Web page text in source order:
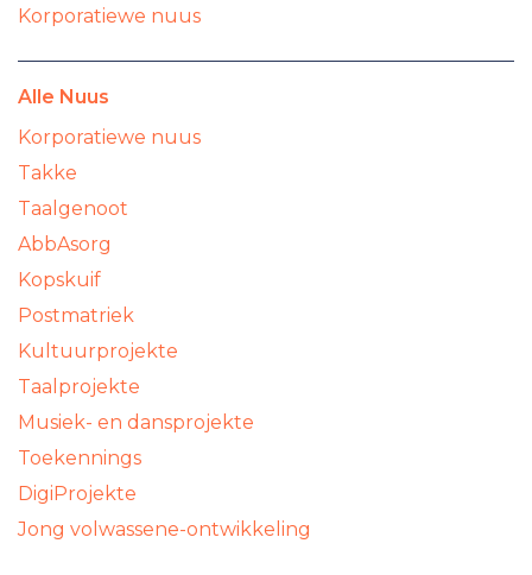
Korporatiewe nuus
Alle Nuus
Korporatiewe nuus
Takke
Taalgenoot
AbbAsorg
Kopskuif
Postmatriek
Kultuurprojekte
Taalprojekte
Musiek- en dansprojekte
Toekennings
DigiProjekte
Jong volwassene-ontwikkeling